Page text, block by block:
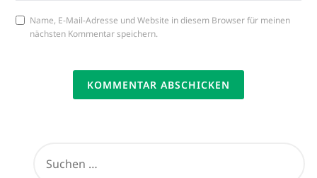
Name, E-Mail-Adresse und Website in diesem Browser für meinen
nächsten Kommentar speichern.
NACH: